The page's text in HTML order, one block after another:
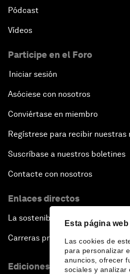
Esta página
Las cookies de
para personalizar
anuncios, ofrecer
sociales y analizar
Pódcast
Vídeos
Participe en el Foro
Iniciar sesión
Asóciese con nosotros
Conviértase en miembro
Regístrese para recibir nuestras
Suscríbase a nuestros boletines
Contacte con nosotros
Enlaces directos
La sostenibilidad en el Foro
Carreras profesionales
Ediciones en otros idiomas